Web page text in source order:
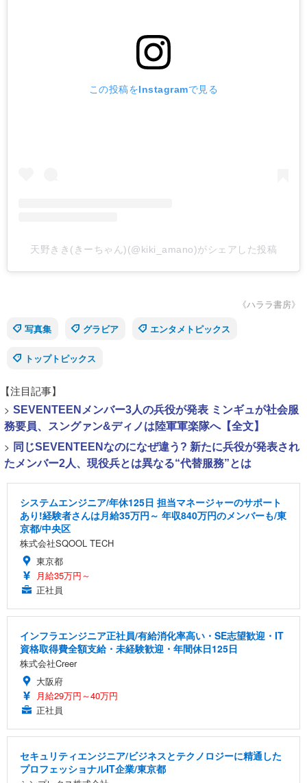
この投稿をInstagramで見る
天野きき(きーちゃん)(@kiki_amano)がシェアした投稿
《ハララ書房》
写真集
グラビア エンタメトピックス
トップトピックス
【注目記事】
> SEVENTEENメンバー3人の兵役が発表 ミンギュが社会服
務要員、スングァン&ディノは陸軍軍楽隊へ【全文】
> 同じSEVENTEENなのになぜ違う? 新たに兵役が発表され
たメンバー2人、現役兵とは異なる“代替服務”とは
システムエンジニア/年休125日 担当マネージャーのサポート
あり!経験者さんは月給35万円～ 年収840万円のメンバーも/東
京都/中央区
株式会社SQOOL TECH
東京都
月給35万円～
正社員
インフラエンジニア正社員/有給消化率高い・SE志望歓迎・IT
資格取得費全額支給・未経験歓迎・年間休日125日
株式会社Creer
大阪府
月給29万円～40万円
正社員
セキュリティエンジニア/ビジネスとテクノロジーに精通した
プロフェッショナルIT企業/東京都